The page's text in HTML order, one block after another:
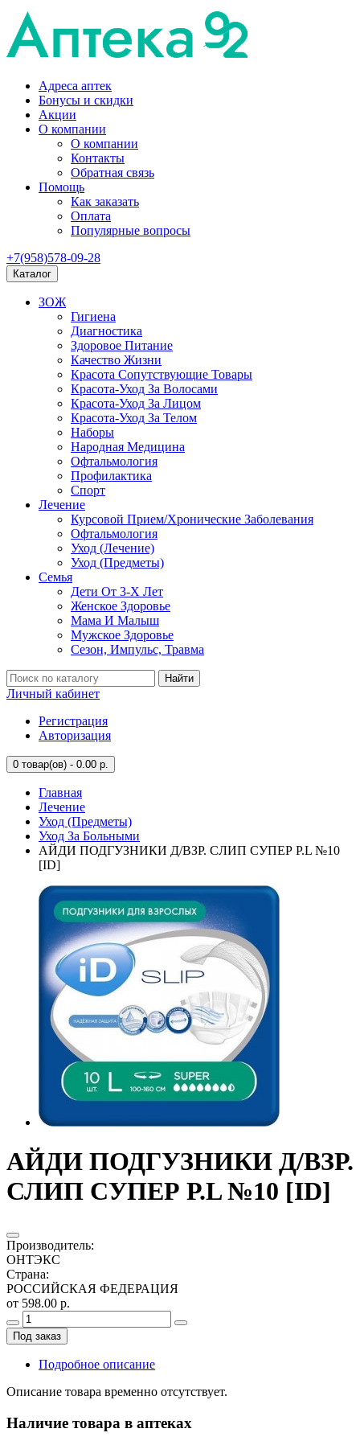
Адреса аптек
Бонусы и скидки
Акции
О компании
О компании
Контакты
Обратная связь
Помощь
Как заказать
Оплата
Популярные вопросы
+7(958)578-09-28
Каталог
ЗОЖ
Гигиена
Диагностика
Здоровое Питание
Качество Жизни
Красота Сопутствующие Товары
Красота-Уход За Волосами
Красота-Уход За Лицом
Красота-Уход За Телом
Наборы
Народная Медицина
Офтальмология
Профилактика
Спорт
Лечение
Курсовой Прием/Хронические Заболевания
Офтальмология
Уход (Лечение)
Уход (Предметы)
Семья
Дети От 3-Х Лет
Женское Здоровье
Мама И Малыш
Мужское Здоровье
Сезон, Импульс, Травма
Найти
Личный кабинет
Регистрация
Авторизация
0 товар(ов) - 0.00 р.
Главная
Лечение
Уход (Предметы)
Уход За Больными
АЙДИ ПОДГУЗНИКИ Д/ВЗР. СЛИП СУПЕР Р.L №10
[ID]
АЙДИ ПОДГУЗНИКИ Д/ВЗР.
СЛИП СУПЕР Р.L №10 [ID]
Производитель:
ОНТЭКС
Страна:
РОССИЙСКАЯ ФЕДЕРАЦИЯ
от 598.00 р.
Под заказ
Подробное описание
Описание товара временно отсутствует.
Наличие товара в аптеках